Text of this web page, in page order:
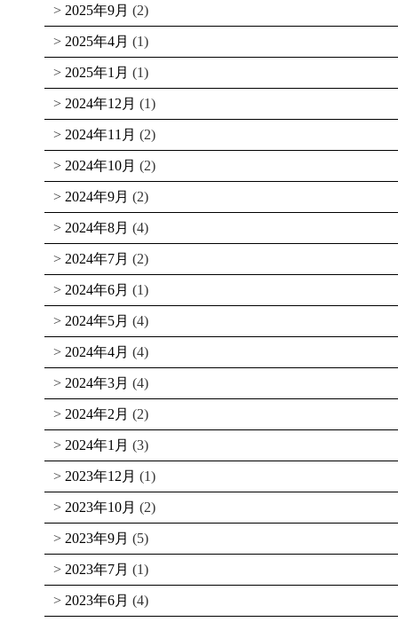
2025年9月 (2)
2025年4月 (1)
2025年1月 (1)
2024年12月 (1)
2024年11月 (2)
2024年10月 (2)
2024年9月 (2)
2024年8月 (4)
2024年7月 (2)
2024年6月 (1)
2024年5月 (4)
2024年4月 (4)
2024年3月 (4)
2024年2月 (2)
2024年1月 (3)
2023年12月 (1)
2023年10月 (2)
2023年9月 (5)
2023年7月 (1)
2023年6月 (4)